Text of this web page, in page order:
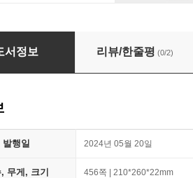
이터분석기사 실기 한권완성 [파이
서정보 리뷰/한줄평 (0/2)
발행일 2024년 05월 20일
무게, 크기 456쪽 | 210*260*22mm